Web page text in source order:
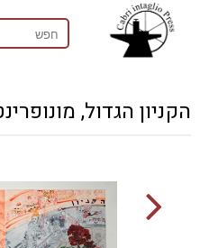
הקניון הגדול,